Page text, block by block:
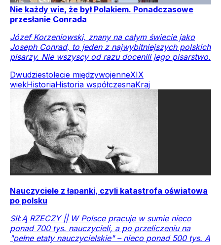
Nie każdy wie, że był Polakiem. Ponadczasowe
przesłanie Conrada
Józef Korzeniowski, znany na całym świecie jako
Joseph Conrad, to jeden z najwybitniejszych polskich
pisarzy. Nie wszyscy od razu docenili jego pisarstwo.
Dwudziestolecie międzywojenneXIX
wiekHistoriaHistoria współczesnaKraj
Nauczyciele z łapanki, czyli katastrofa oświatowa
po polsku
SIŁĄ RZECZY || W Polsce pracuje w sumie nieco
ponad 700 tys. nauczycieli, a po przeliczeniu na
"pełne etaty nauczycielskie" – nieco ponad 500 tys. A